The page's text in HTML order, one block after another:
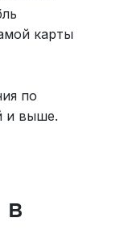
карты
по
и выше.
в